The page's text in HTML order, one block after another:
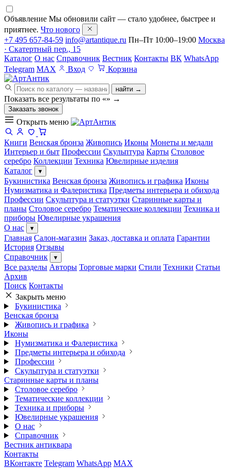
Объявление Мы обновили сайт — стало удобнее, быстрее и
приятнее. Что нового
+7 495 657-84-59 info@artantique.ru Пн–Пт 10:00–19:00 Москва
· Скатертный пер., 15
Каталог О нас Справочник Вестник Контакты ВК WhatsApp
Telegram MAX Вход Корзина
найти →
Показать все результаты по «» →
Заказать звонок
Открыть меню
Книги Венская бронза Живопись Иконы Монеты и медали
Интерьер и быт Профессии Скульптура Карты Столовое
серебро Коллекции Техника Ювелирные изделия
Каталог
▾
Букинистика Венская бронза Живопись и графика Иконы
Нумизматика и Фалеристика Предметы интерьера и обихода
Профессии Скульптура и статуэтки Старинные карты и
планы Столовое серебро Тематические коллекции Техника и
приборы Ювелирные украшения
О нас
▾
Главная Салон-магазин Заказ, доставка и оплата Гарантии
История Отзывы
Справочник
▾
Все разделы Авторы Торговые марки Стили Техники Статьи
Архив
Поиск Контакты
Закрыть меню
Букинистика
Венская бронза
Живопись и графика
Иконы
Нумизматика и Фалеристика
Предметы интерьера и обихода
Профессии
Скульптура и статуэтки
Старинные карты и планы
Столовое серебро
Тематические коллекции
Техника и приборы
Ювелирные украшения
О нас
Справочник
Вестник антиквара
Контакты
ВКонтакте Telegram WhatsApp MAX